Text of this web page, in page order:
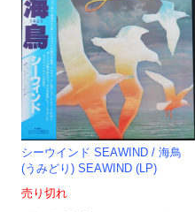
シーウインド SEAWIND / 海鳥
(うみどり) SEAWIND (LP)
売り切れ